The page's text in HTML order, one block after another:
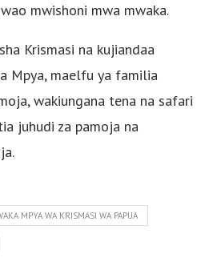
mwishoni mwa mwaka.
Krismasi na kujiandaa
Mpya, maelfu ya familia
wakiungana tena na safari
juhudi za pamoja na
MPYA WA KRISMASI WA PAPUA